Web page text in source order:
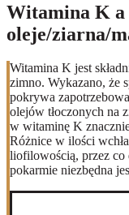
Witamina K a
oleje/ziarna/
Witamina K jest
zimno. Wykazano, że
pokrywa
olejów tłoczonych na
w witaminę K
Różnice w ilości
liofilowością, przez co
pokarmie niezbędna